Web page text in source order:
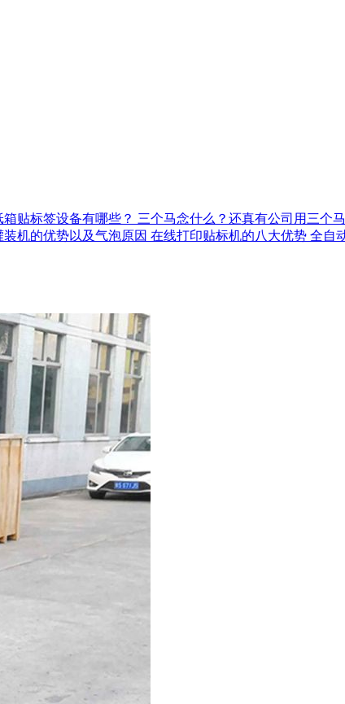
箱贴标签设备有哪些？ 三个马念什么？还真有公司用三个
机的优势以及气泡原因 在线打印贴标机的八大优势 全自